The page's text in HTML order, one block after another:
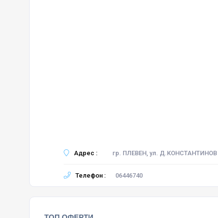
Адрес : гр. ПЛЕВЕН, ул. Д.КОНСТАНТИНОВ
Телефон : 06446740